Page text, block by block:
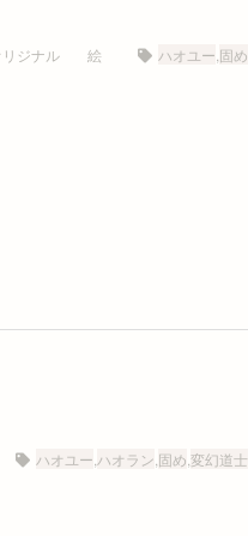
リジナル 絵 ハオユー 固め
ハオユー,ハオラン,固め,変幻道士